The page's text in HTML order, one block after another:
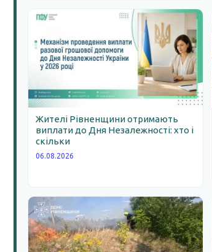
Жителі Рівненщини отримають
виплати до Дня Незалежності: хто і
скільки
06.08.2026